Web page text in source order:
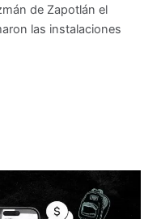
de Zapotlán el
las instalaciones